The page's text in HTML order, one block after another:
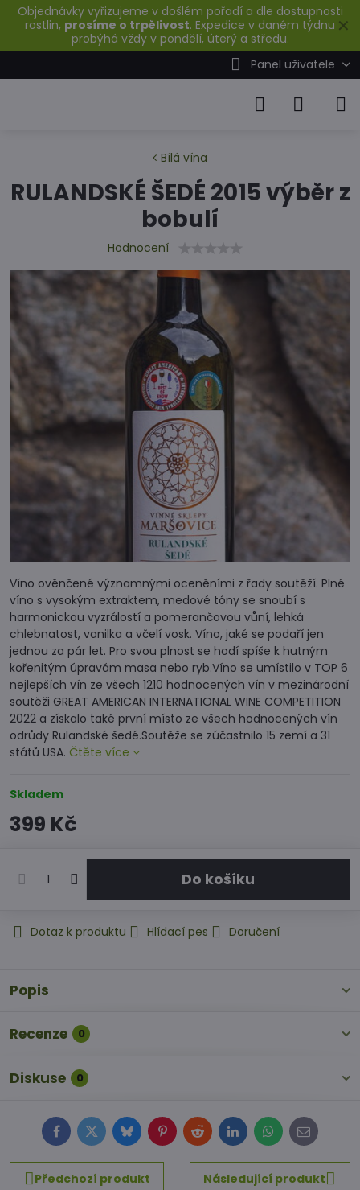
✕
Objednávky vyřizujeme v došlém pořadí a dle dostupnosti
rostlin, prosíme o trpělivost. Expedice v daném týdnu
probýhá vždy v pondělí, úterý a středu.
Panel uživatele
Bílá vína
RULANDSKÉ ŠEDÉ 2015 výběr z
bobulí
Hodnocení
Víno ověnčené významnými oceněními z řady soutěží. Plné
víno s vysokým extraktem, medové tóny se snoubí s
harmonickou vyzrálostí a pomerančovou vůní, lehká
chlebnatost, vanilka a včelí vosk. Víno, jaké se podaří jen
jednou za pár let. Pro svou plnost se hodí spíše k hutným
kořenitým úpravám masa nebo ryb.Víno se umístilo v TOP 6
nejlepších vín ze všech 1210 hodnocených vín v mezinárodní
soutěži GREAT AMERICAN INTERNATIONAL WINE COMPETITION
2022 a získalo také první místo ze všech hodnocených vín
odrůdy Rulandské šedé.Soutěže se zúčastnilo 15 zemí a 31
států USA. Čtěte více
Skladem
399 Kč
Do košíku
Dotaz k produktu Hlídací pes Doručení
Popis
Recenze 0
Diskuse 0
FacebookTwitterBlueskyPinterestRedditLinkedInWhatsApp
E-
mail
Předchozí produkt
Následující produkt